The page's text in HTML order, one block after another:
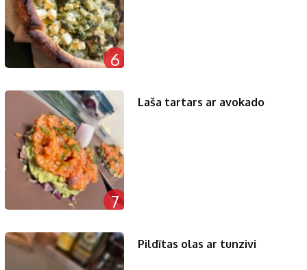
6
7
Laša tartars ar avokado
Pildītas olas ar tunzivi